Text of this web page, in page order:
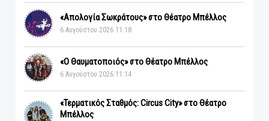
«Απολογία Σωκράτους» στο Θέατρο Μπέλλος
6 Αυγούστου 2026 11:18
«Ο Θαυματοποιός» στο Θέατρο Μπέλλος
6 Αυγούστου 2026 11:14
«Τερματικός Σταθμός: Circus City» στο Θέατρο
Μπέλλος